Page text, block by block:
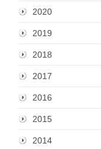
2020
2019
2018
2017
2016
2015
2014